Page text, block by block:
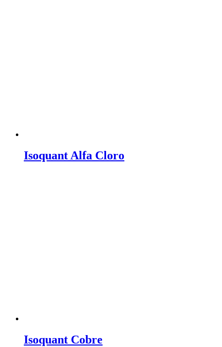
Isoquant Alfa Cloro
Isoquant Cobre